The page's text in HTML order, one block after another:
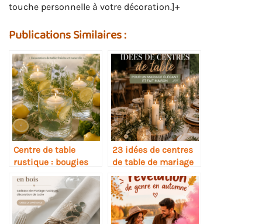
touche personnelle à votre décoration.]+
Publications Similaires :
Centre de table
rustique : bougies
flottantes et
agrumes
23 idées de centres
de table de mariage
à réaliser soi-même